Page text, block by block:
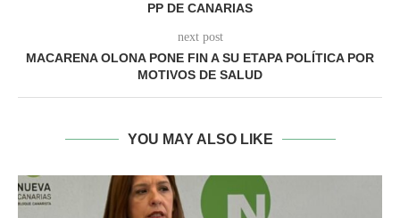
PP DE CANARIAS
next post
MACARENA OLONA PONE FIN A SU ETAPA POLÍTICA POR
MOTIVOS DE SALUD
YOU MAY ALSO LIKE